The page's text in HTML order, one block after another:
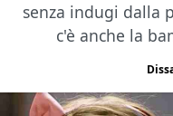
senza indugi dalla
c'è anche la